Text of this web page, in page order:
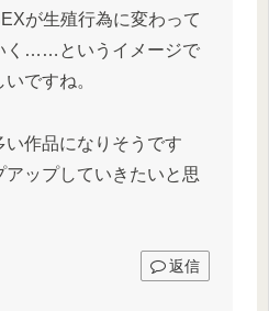
が生殖行為に変わって
……というイメージで
ですね。
い作品になりそうです
ップしていきたいと思
返信